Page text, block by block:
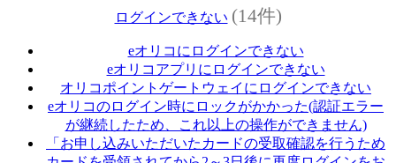
ログインできない (14件)
eオリコにログインできない
eオリコアプリにログインできない
オリコポイントゲートウェイにログインできない
eオリコのログイン時にロックがかかった(認証エラー
が継続したため、これ以上の操作ができません)
「お申し込みいただいたカードの受取確認を行うため